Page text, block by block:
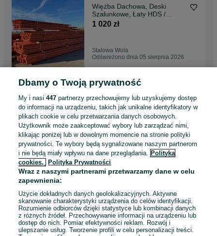
Więźba Dachowa, Deski
Szalunkowe, Łaty HDS /
Najlepsza CENA
1 020 zł
Stalowa Wola
Odświeżono dnia 05 sierpnia 2026
Więźba Dachowa, Deski
Szalunkowe, Transport FREE/
HDS / Najlepsza CENA
1 020 zł
Kalisz
Odświeżono dnia 05 sierpnia 2026
Więźba Dachowa, Deski
Szalunkowe, Transport FREE/
Kraków, Bronowice
Odświeżono dnia 05 sierpnia 2026
Dbamy o Twoją prywatność
My i nasi447 partnerzy przechowujemy lub uzyskujemy dostęp
do informacji na urządzeniu, takich jak unikalne identyfikatory w
plikach cookie w celu przetwarzania danych osobowych.
Użytkownik może zaakceptować wybory lub zarządzać nimi,
klikając poniżej lub w dowolnym momencie na stronie polityki
prywatności. Te wybory będą sygnalizowane naszym partnerom
i nie będą miały wpływu na dane przeglądania. Polityka
cookies,
Polityka Prywatności
Wraz z naszymi partnerami przetwarzamy dane w celu
zapewnienia:
Użycie dokładnych danych geolokalizacyjnych. Aktywne
skanowanie charakterystyki urządzenia do celów identyfikacji.
Rozumienie odbiorców dzięki statystyce lub kombinacji danych
z różnych źródeł. Przechowywanie informacji na urządzeniu lub
dostęp do nich. Pomiar efektywności reklam. Rozwój i
ulepszanie usług. Tworzenie profili w celu personalizacji treści.